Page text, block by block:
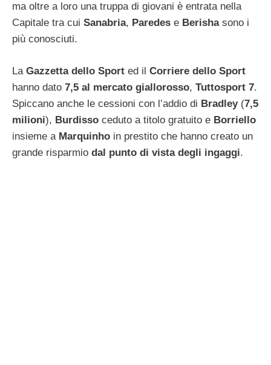
ma oltre a loro una truppa di giovani è entrata nella
Capitale tra cui Sanabria, Paredes e Berishasono i
più conosciuti.
La Gazzetta dello Sport ed il Corriere dello Sport
hanno dato 7,5 al mercato giallorosso, Tuttosport 7.
Spiccano anche le cessioni con l’addio di Bradley(7,5
milioni), Burdisso ceduto a titolo gratuito e Borriello
insieme a Marquinho in prestito che hanno creato un
grande risparmio dal punto di vista degli ingaggi.